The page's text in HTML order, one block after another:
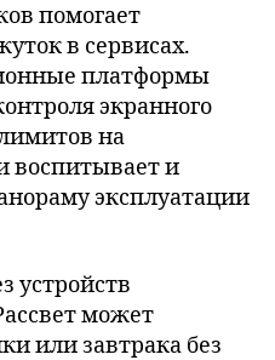
помогает
в сервисах.
платформы
экранного
на
воспитывает и
эксплуатации
устройств
может
или завтрака без